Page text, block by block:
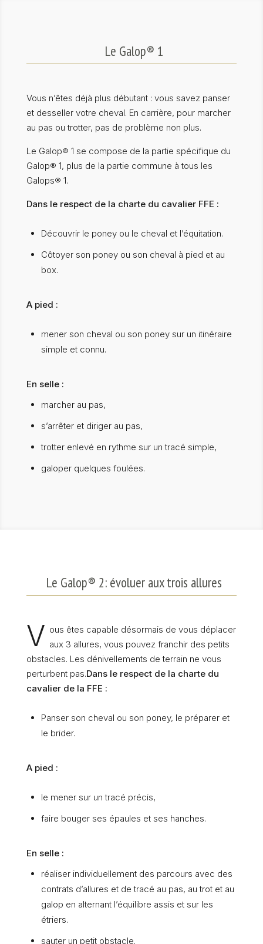
Le Galop® 1
Vous n’êtes déjà plus débutant : vous savez panser
et desseller votre cheval. En carrière, pour marcher
au pas ou trotter, pas de problème non plus.
Le Galop® 1 se compose de la partie spécifique du
Galop® 1, plus de la partie commune à tous les
Galops® 1.
Dans le respect de la charte du cavalier FFE :
Découvrir le poney ou le cheval et l’équitation.
Côtoyer son poney ou son cheval à pied et au
box.
A pied :
mener son cheval ou son poney sur un itinéraire
simple et connu.
En selle :
marcher au pas,
s’arrêter et diriger au pas,
trotter enlevé en rythme sur un tracé simple,
galoper quelques foulées.
Le Galop® 2: évoluer aux trois allures
V ous êtes capable désormais de vous déplacer
aux 3 allures, vous pouvez franchir des petits
obstacles. Les dénivellements de terrain ne vous
perturbent pas.Dans le respect de la charte du
cavalier de la FFE :
Panser son cheval ou son poney, le préparer et
le brider.
A pied :
le mener sur un tracé précis,
faire bouger ses épaules et ses hanches.
En selle :
réaliser individuellement des parcours avec des
contrats d’allures et de tracé au pas, au trot et au
galop en alternant l’équilibre assis et sur les
étriers.
sauter un petit obstacle.